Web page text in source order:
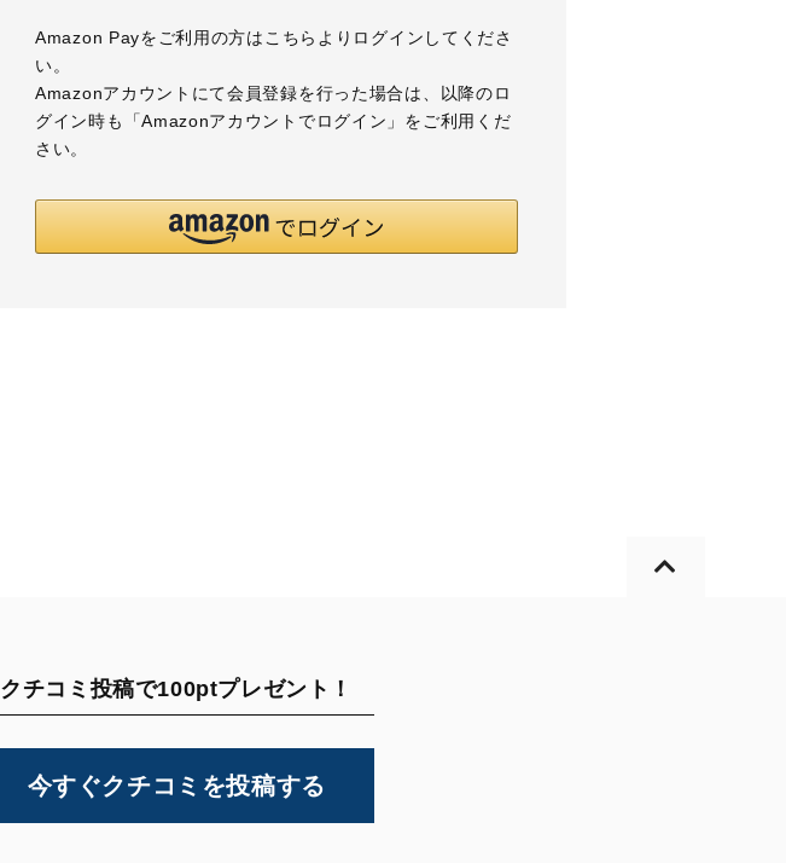
Amazon Payをご利用の方はこちらよりログインしてくださ
い。
Amazonアカウントにて会員登録を行った場合は、以降のロ
グイン時も「Amazonアカウントでログイン」をご利用くだ
さい。
クチコミ投稿で100ptプレゼント！
今すぐクチコミを投稿する